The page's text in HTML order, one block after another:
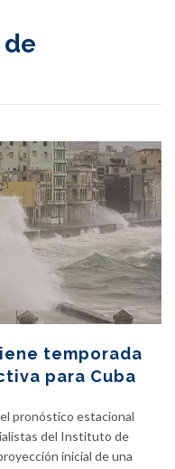
temporada
para Cuba
pronóstico estacional
del Instituto de
inicial de una